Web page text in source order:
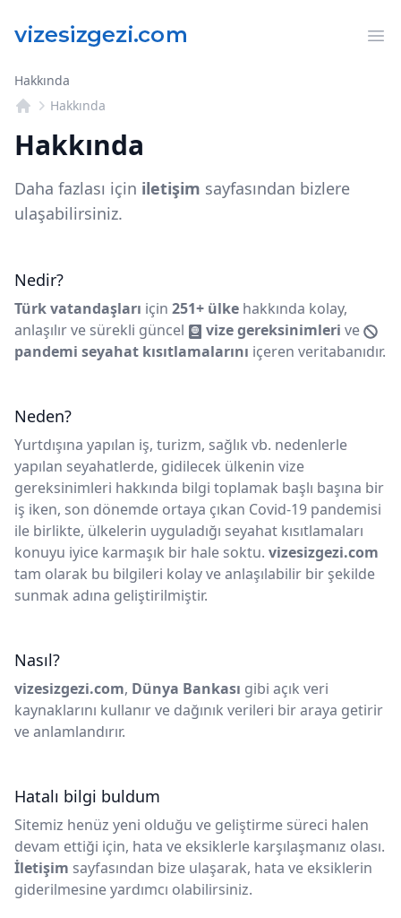
Hakkında
Hakkında
Hakkında
Daha fazlası için iletişim sayfasından bizlere
ulaşabilirsiniz.
Nedir?
Türk vatandaşları için 251+ ülke hakkında kolay,
anlaşılır ve sürekli güncel
vize gereksinimleri ve
pandemi seyahat kısıtlamalarını içeren veritabanıdır.
Neden?
Yurtdışına yapılan iş, turizm, sağlık vb. nedenlerle
yapılan seyahatlerde, gidilecek ülkenin vize
gereksinimleri hakkında bilgi toplamak başlı başına bir
iş iken, son dönemde ortaya çıkan Covid-19 pandemisi
ile birlikte, ülkelerin uyguladığı seyahat kısıtlamaları
konuyu iyice karmaşık bir hale soktu. vizesizgezi.com
tam olarak bu bilgileri kolay ve anlaşılabilir bir şekilde
sunmak adına geliştirilmiştir.
Nasıl?
vizesizgezi.com, Dünya Bankası gibi açık veri
kaynaklarını kullanır ve dağınık verileri bir araya getirir
ve anlamlandırır.
Hatalı bilgi buldum
Sitemiz henüz yeni olduğu ve geliştirme süreci halen
devam ettiği için, hata ve eksiklerle karşılaşmanız olası.
İletişim sayfasından bize ulaşarak, hata ve eksiklerin
giderilmesine yardımcı olabilirsiniz.